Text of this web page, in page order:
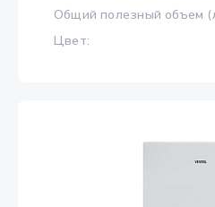
Общий полезный объем
Цвет: